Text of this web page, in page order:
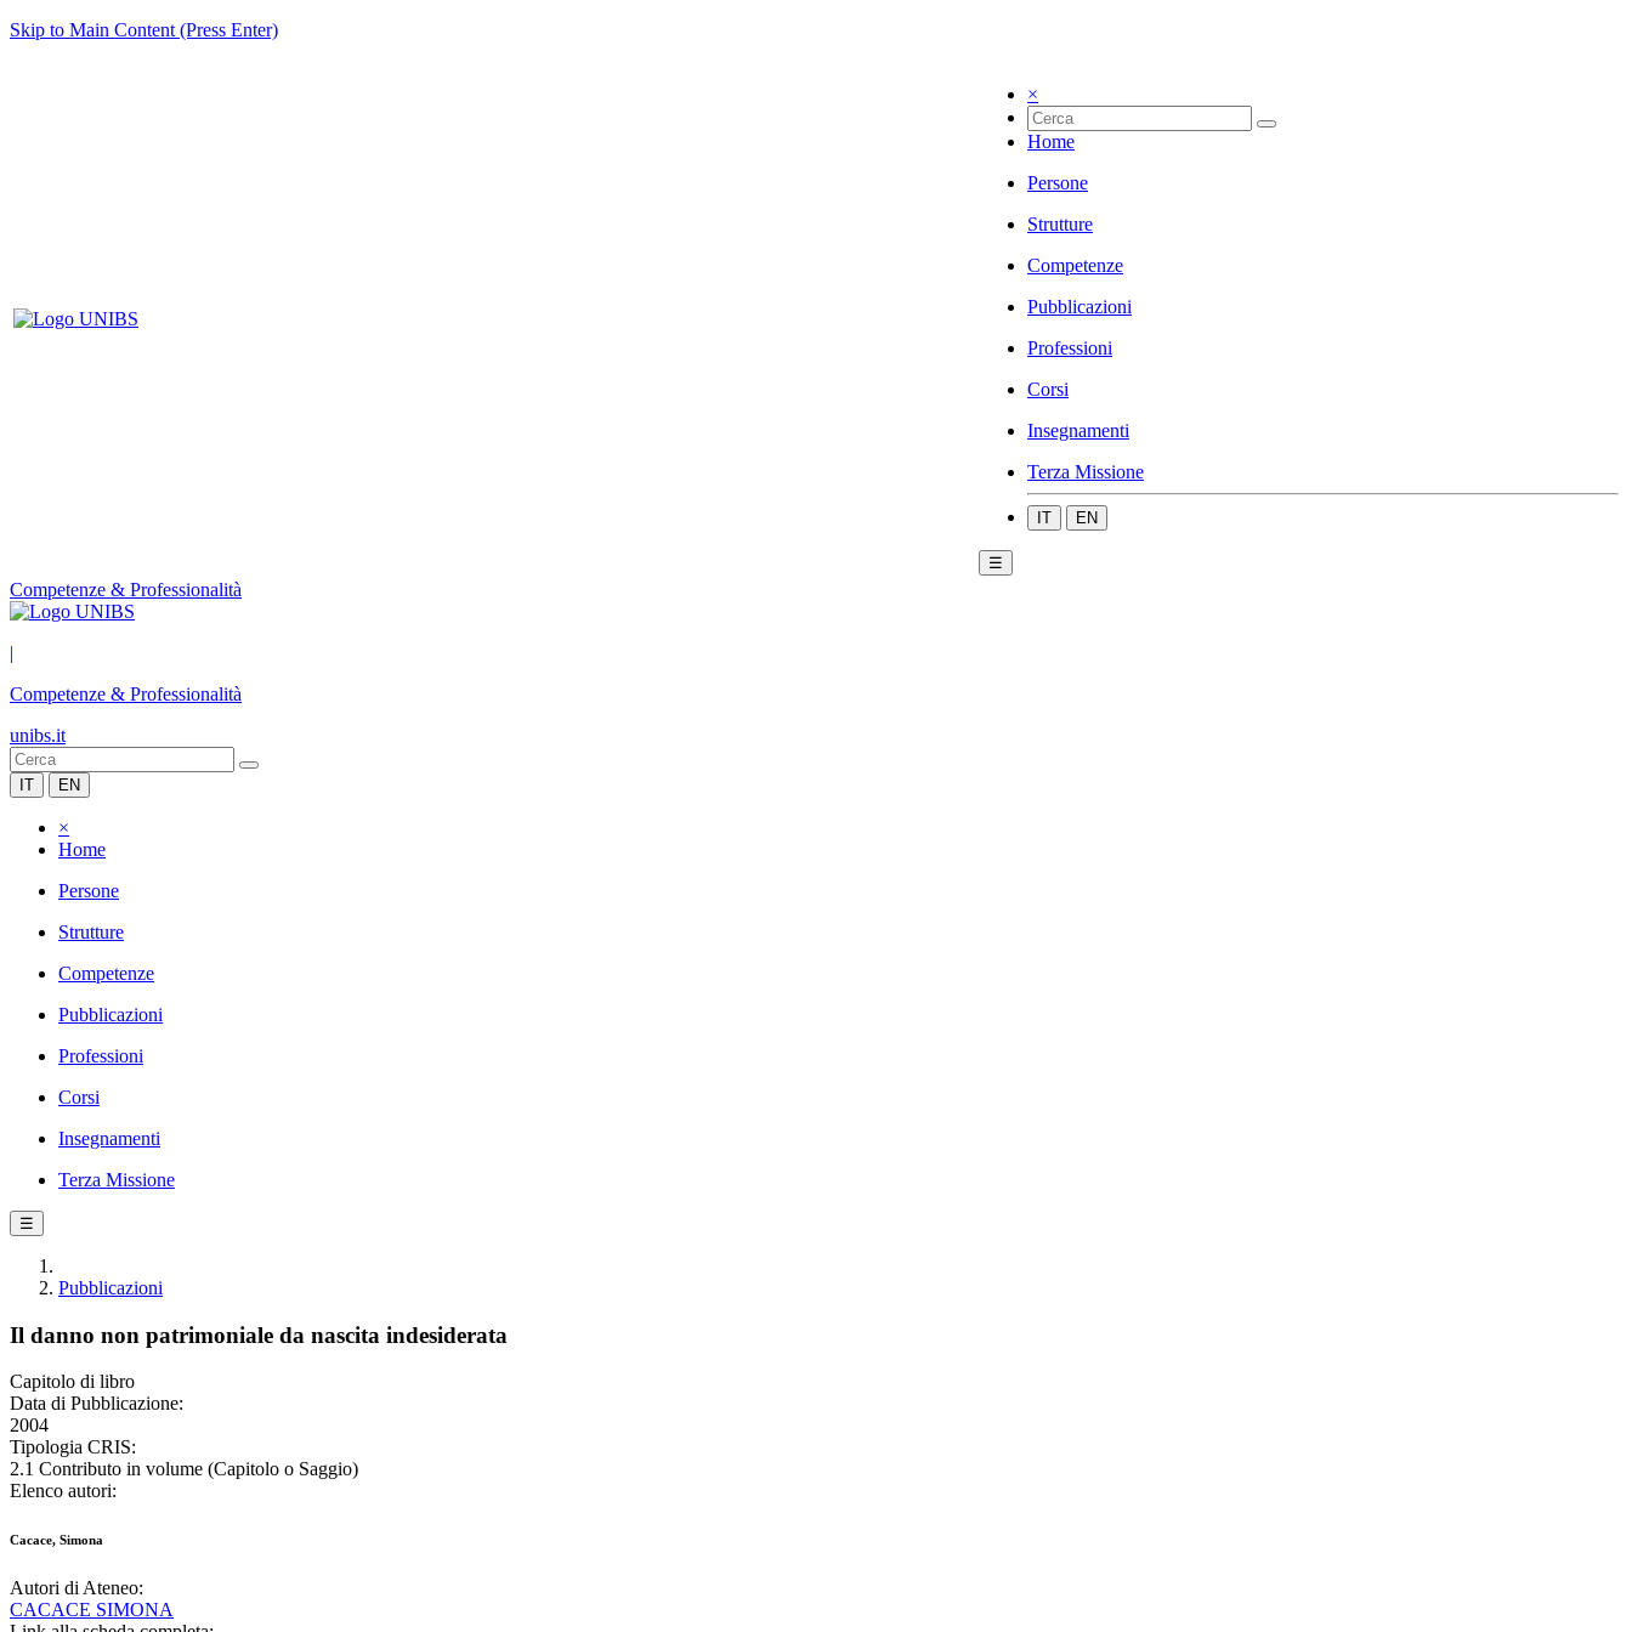
Skip to Main Content (Press Enter)
×
Home
Persone
Strutture
Competenze
Pubblicazioni
Professioni
Corsi
Insegnamenti
Terza Missione
IT EN
☰
Competenze & Professionalità
|
Competenze & Professionalità
unibs.it
IT EN
×
Home
Persone
Strutture
Competenze
Pubblicazioni
Professioni
Corsi
Insegnamenti
Terza Missione
☰
Pubblicazioni
Il danno non patrimoniale da nascita indesiderata
Capitolo di libro
Data di Pubblicazione:
2004
Tipologia CRIS:
2.1 Contributo in volume (Capitolo o Saggio)
Elenco autori:
Cacace, Simona
Autori di Ateneo:
CACACE SIMONA